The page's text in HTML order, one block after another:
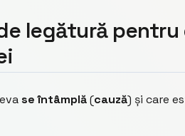
legătură pentru
se întâmplă(cauză) și care